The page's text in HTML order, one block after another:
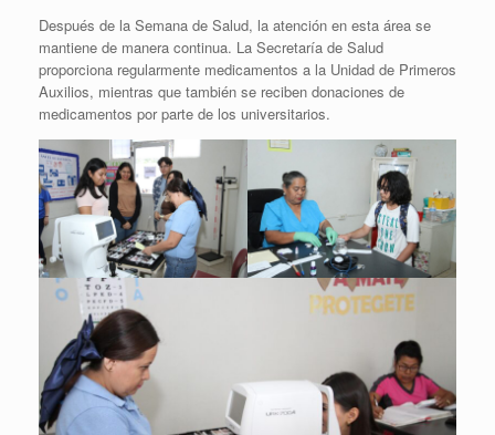
Después de la Semana de Salud, la atención en esta área se
mantiene de manera continua. La Secretaría de Salud
proporciona regularmente medicamentos a la Unidad de Primeros
Auxilios, mientras que también se reciben donaciones de
medicamentos por parte de los universitarios.